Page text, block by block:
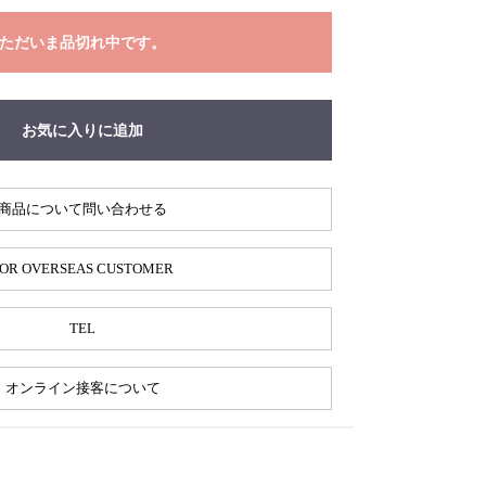
ただいま品切れ中です。
お気に入りに追加
品について問い合わせる
OVERSEAS CUSTOMER
TEL
オンライン接客について